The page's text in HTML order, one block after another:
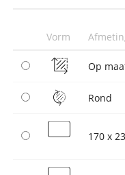
Vorm
Op
Rond
170 x